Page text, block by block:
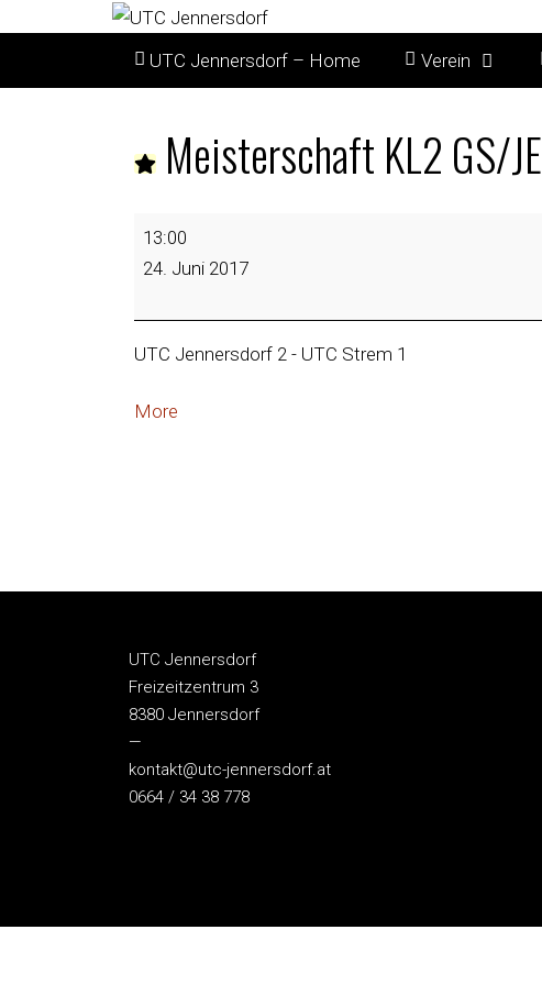
UTC Jennersdorf – Home Verein
Meisterschaft KL2 GS/JE
13:00
24. Juni 2017
UTC Jennersdorf 2 - UTC Strem 1
More
UTC Jennersdorf
Freizeitzentrum 3
8380 Jennersdorf
—
kontakt@utc-jennersdorf.at
0664 / 34 38 778